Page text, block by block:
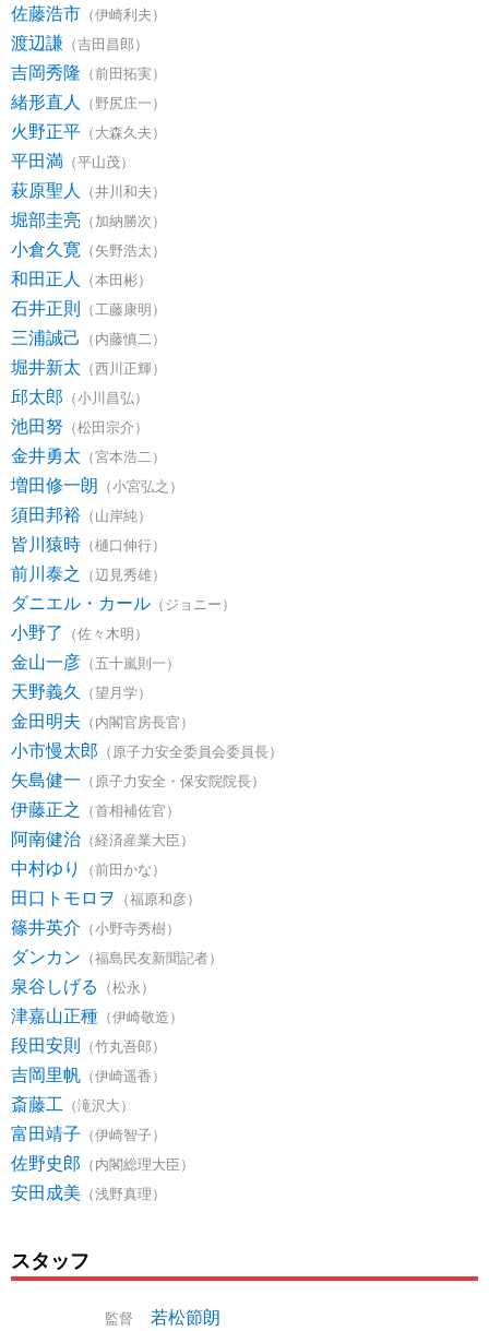
佐藤浩市 （伊崎利夫）
渡辺謙 （吉田昌郎）
吉岡秀隆 （前田拓実）
緒形直人 （野尻庄一）
火野正平 （大森久夫）
平田満 （平山茂）
萩原聖人 （井川和夫）
堀部圭亮 （加納勝次）
小倉久寛 （矢野浩太）
和田正人 （本田彬）
石井正則 （工藤康明）
三浦誠己 （内藤慎二）
堀井新太 （西川正輝）
邱太郎 （小川昌弘）
池田努 （松田宗介）
金井勇太 （宮本浩二）
増田修一朗 （小宮弘之）
須田邦裕 （山岸純）
皆川猿時 （樋口伸行）
前川泰之 （辺見秀雄）
ダニエル・カール （ジョニー）
小野了 （佐々木明）
金山一彦 （五十嵐則一）
天野義久 （望月学）
金田明夫 （内閣官房長官）
小市慢太郎 （原子力安全委員会委員長）
矢島健一 （原子力安全・保安院院長）
伊藤正之 （首相補佐官）
阿南健治 （経済産業大臣）
中村ゆり （前田かな）
田口トモロヲ （福原和彦）
篠井英介 （小野寺秀樹）
ダンカン （福島民友新聞記者）
泉谷しげる （松永）
津嘉山正種 （伊崎敬造）
段田安則 （竹丸吾郎）
吉岡里帆 （伊崎遥香）
斎藤工 （滝沢大）
富田靖子 （伊崎智子）
佐野史郎 （内閣総理大臣）
安田成美 （浅野真理）
スタッフ
監督 若松節朗